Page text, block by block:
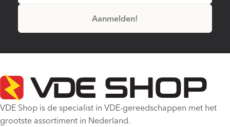
VDE Shop is de specialist in VDE-gereedschappen met het
grootste assortiment in Nederland.